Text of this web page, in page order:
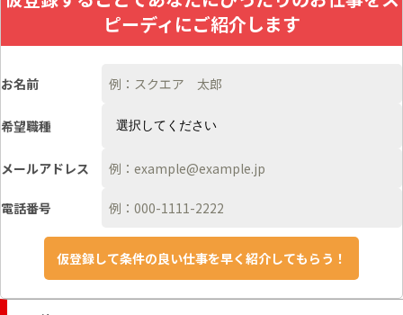
ピーディにご紹介します
お名前
希望職種
メールアドレス
電話番号